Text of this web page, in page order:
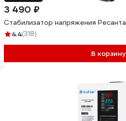
3 490 ₽
Стабилизатор напряжения
4.4(318)
В корзину